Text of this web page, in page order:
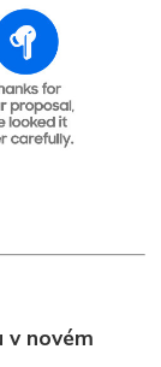
v novém